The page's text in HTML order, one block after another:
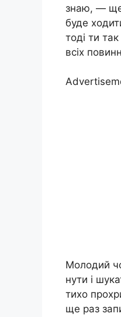
знаю, — ще
буде
тоді ти
всіх
Молодий
нути і
тихо
ще раз